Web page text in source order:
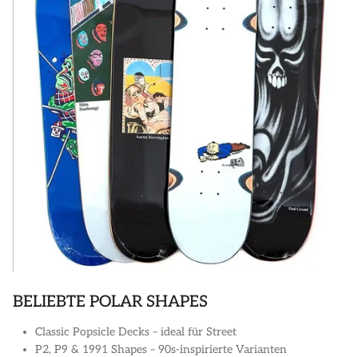
BELIEBTE POLAR SHAPES
Classic Popsicle Decks – ideal für Street
P2, P9 & 1991 Shapes – 90s-inspirierte Varianten